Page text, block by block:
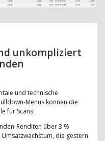
unkompliziert
und technische
Menüs können die
für Scans:
Renditen über 3 %
die gestern